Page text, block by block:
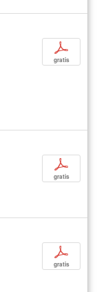
p
gratis
p
gratis
p
gratis